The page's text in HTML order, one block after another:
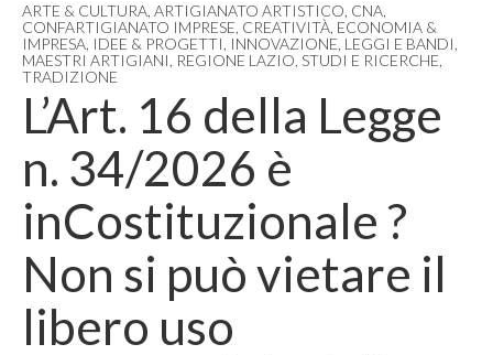
ARTE & CULTURA ARTIGIANATO ARTISTICO CNA
CONFARTIGIANATO IMPRESE CREATIVITÀ ECONOMIA &
IMPRESA IDEE & PROGETTI INNOVAZIONE LEGGI E BANDI
MAESTRI ARTIGIANI REGIONE LAZIO STUDI E RICERCHE
TRADIZIONE
L’Art. 16 della Legge
n. 34/2026 è
inCostituzionale ?
Non si può vietare il
libero uso